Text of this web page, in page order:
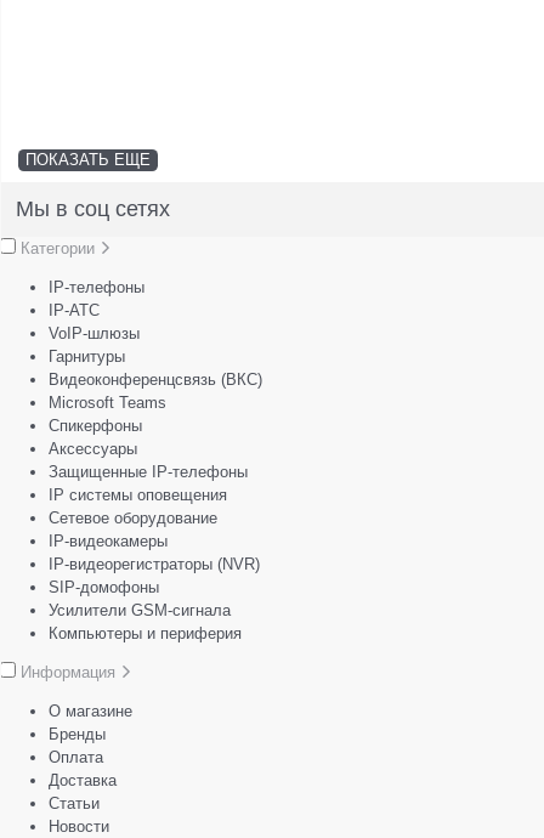
ПОКАЗАТЬ ЕЩЕ
Мы в соц сетях
Категории
IP-телефоны
IP-АТС
VoIP-шлюзы
Гарнитуры
Видеоконференцсвязь (ВКС)
Microsoft Teams
Спикерфоны
Аксессуары
Защищенные IP-телефоны
IP системы оповещения
Сетевое оборудование
IP-видеокамеры
IP-видеорегистраторы (NVR)
SIP-домофоны
Усилители GSM-сигнала
Компьютеры и периферия
Информация
О магазине
Бренды
Оплата
Доставка
Статьи
Новости